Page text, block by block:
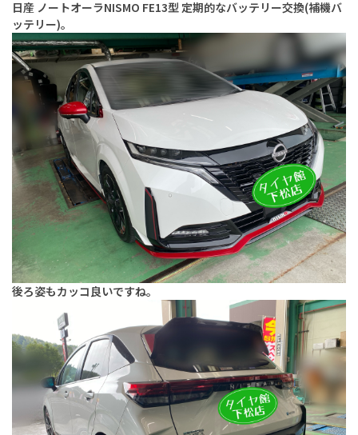
日産 ノートオーラNISMO FE13型 定期的なバッテリー交換(補機バ
ッテリー)。
後ろ姿もカッコ良いですね。